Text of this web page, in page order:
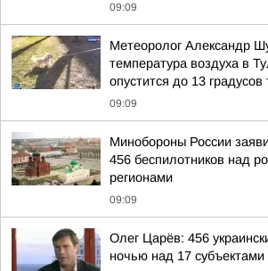
09:09
Метеоролог Александр
температура воздуха в
опустится до 13 градусов
09:09
Минобороны России
456 беспилотников над
регионами
09:09
Олег Царёв: 456
ночью над 17